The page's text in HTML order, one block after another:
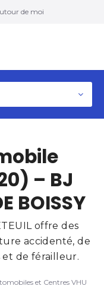
de moi
– BJ
BOISSY
offre des
accidenté, de
et de férailleur.
et Centres VHU